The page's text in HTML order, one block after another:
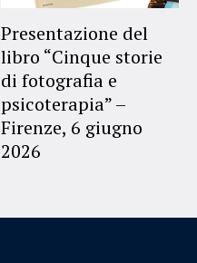
Presentazione del
libro “Cinque storie
di fotografia e
psicoterapia” –
Firenze, 6 giugno
2026